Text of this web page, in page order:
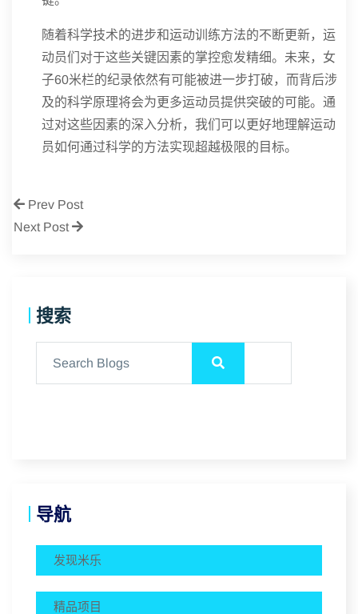
随着科学技术的进步和运动训练方法的不断更新，运
动员们对于这些关键因素的掌控愈发精细。未来，女
子60米栏的纪录依然有可能被进一步打破，而背后涉
及的科学原理将会为更多运动员提供突破的可能。通
过对这些因素的深入分析，我们可以更好地理解运动
员如何通过科学的方法实现超越极限的目标。
Prev Post
Next Post
搜索
导航
发现米乐
精品项目